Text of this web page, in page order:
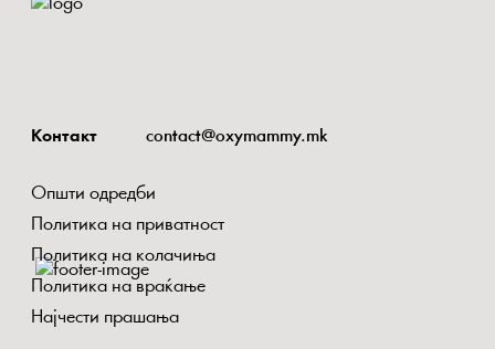
Контакт contact@oxymammy.mk
Општи одредби
Политика на приватност
Политика на колачиња
Политика на враќање
Најчести прашања